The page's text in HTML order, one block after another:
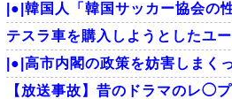
|●|韓国人「韓国サッカー協会
テスラ車を購入しようとしたユ
|●|高市内閣の政策を妨害しまく
【放送事故】昔のドラマのレ◯